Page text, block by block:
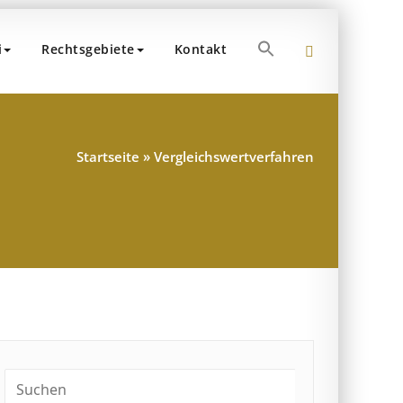
Rechtsgebiete Kontakt Search
for:
Startseite » Vergleichswertverfahren